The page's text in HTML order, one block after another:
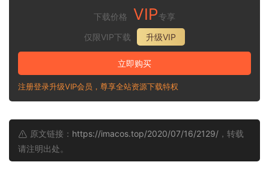
下载价格 VIP专享
仅限VIP下载
升级VIP
立即购买
注册登录升级VIP会员，尊享全站资源下载特权
原文链接： https://imacos.top/2020/07/16/2129/ ，转载
请注明出处。